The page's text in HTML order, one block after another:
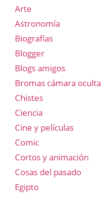
Arte
Astronomía
Biografías
Blogger
Blogs amigos
Bromas cámara oculta
Chistes
Ciencia
Cine y películas
Comic
Cortos y animación
Cosas del pasado
Egipto